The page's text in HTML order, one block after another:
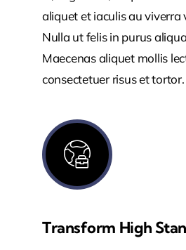
aliquet et iaculis au viverra
Nulla ut felis in purus
Maecenas aliquet mollis
consectetuer risus et tortor.
Transform High